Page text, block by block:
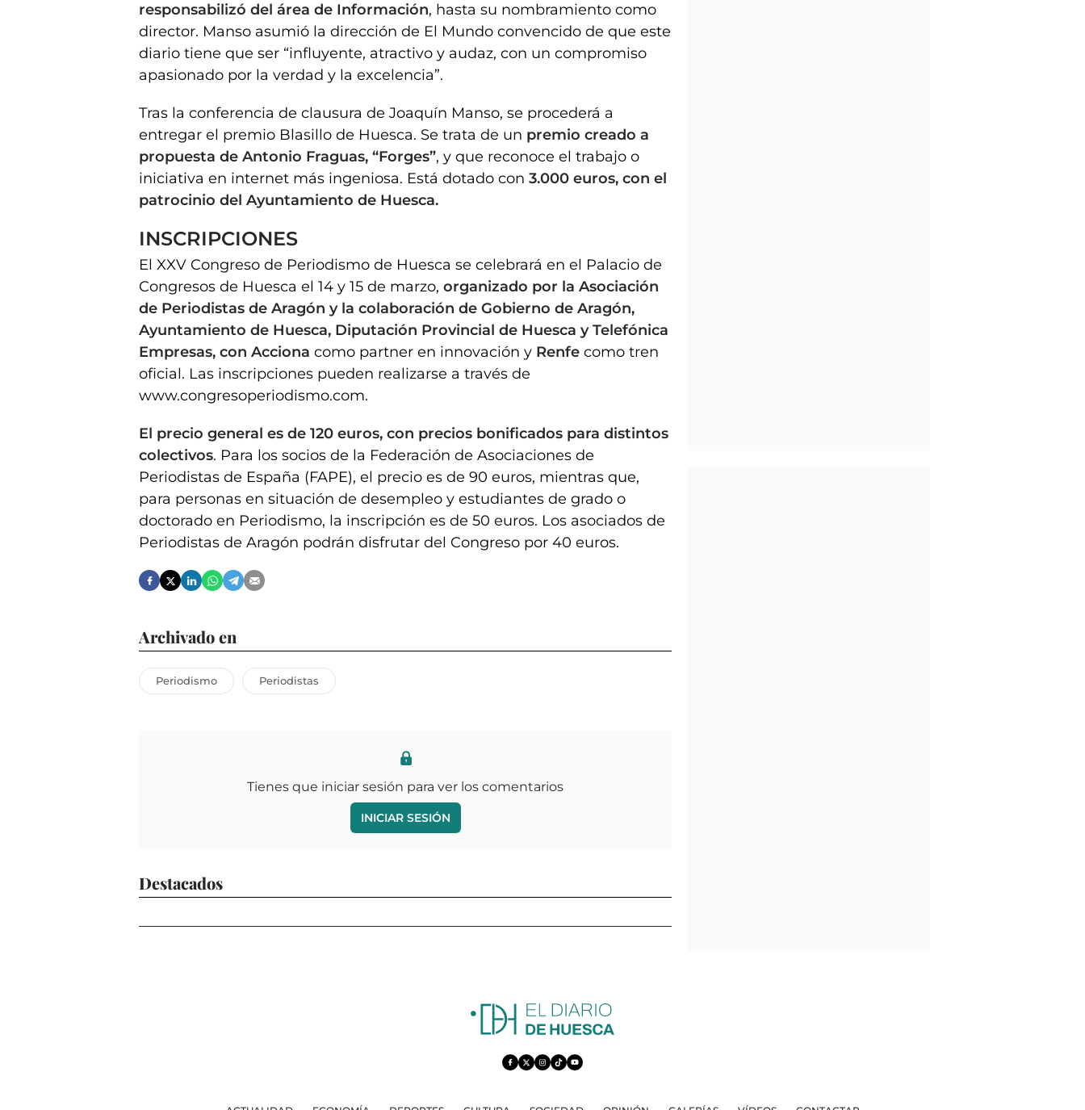
responsabilizó del área de Información, hasta su nombramiento como
director. Manso asumió la dirección de El Mundo convencido de que este
diario tiene que ser “influyente, atractivo y audaz, con un compromiso
apasionado por la verdad y la excelencia”.
Tras la conferencia de clausura de Joaquín Manso, se procederá a
entregar el premio Blasillo de Huesca. Se trata de un premio creado a
propuesta de Antonio Fraguas, “Forges”, y que reconoce el trabajo o
iniciativa en internet más ingeniosa. Está dotado con 3.000 euros, con el
patrocinio del Ayuntamiento de Huesca.
INSCRIPCIONES
El XXV Congreso de Periodismo de Huesca se celebrará en el Palacio de
Congresos de Huesca el 14 y 15 de marzo, organizado por la Asociación
de Periodistas de Aragón y la colaboración de Gobierno de Aragón,
Ayuntamiento de Huesca, Diputación Provincial de Huesca y Telefónica
Empresas, con Acciona como partner en innovación y Renfe como tren
oficial. Las inscripciones pueden realizarse a través de
www.congresoperiodismo.com.
El precio general es de 120 euros, con precios bonificados para distintos
colectivos. Para los socios de la Federación de Asociaciones de
Periodistas de España (FAPE), el precio es de 90 euros, mientras que,
para personas en situación de desempleo y estudiantes de grado o
doctorado en Periodismo, la inscripción es de 50 euros. Los asociados de
Periodistas de Aragón podrán disfrutar del Congreso por 40 euros.
Archivado en
Periodismo Periodistas
Tienes que iniciar sesión para ver los comentarios
INICIAR SESIÓN
Destacados